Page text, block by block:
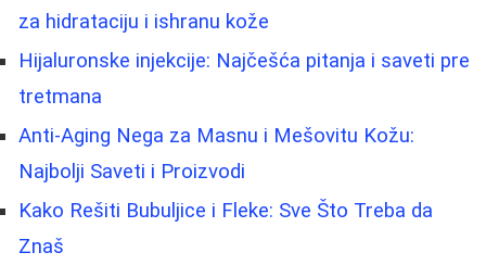
za hidrataciju i ishranu kože
Hijaluronske injekcije: Najčešća pitanja i saveti pre
tretmana
Anti-Aging Nega za Masnu i Mešovitu Kožu:
Najbolji Saveti i Proizvodi
Kako Rešiti Bubuljice i Fleke: Sve Što Treba da
Znaš